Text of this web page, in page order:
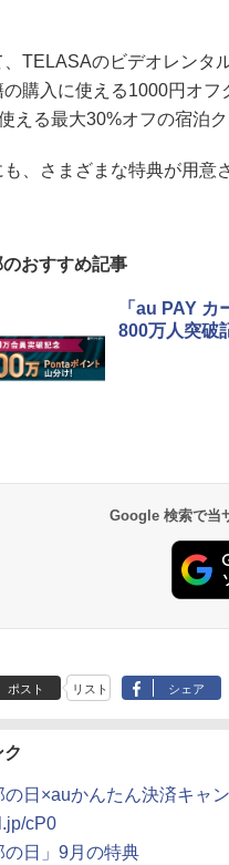
TELASAのビデオレンタ
の購入に使える1000円オフ
える最大30%オフの宿泊
、さまざまな特典が用意
おすすめ記事
「au PAY
800万人突破
Google 検索で当
ポスト リスト シェア
ク
の日×auかんたん決済キャ
cP0
の日」9月の特典